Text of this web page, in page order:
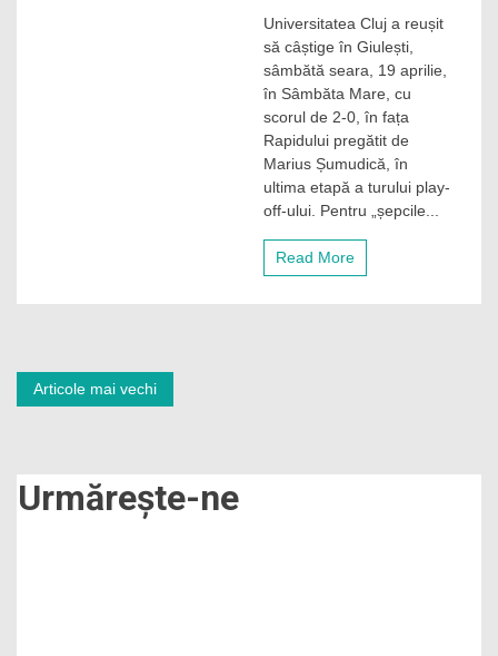
Cluj
a
reintrat
în
pentru
podium
după
victoria
clară
în
Universitatea Cluj a reușit
să câștige în Giulești,
sâmbătă seara, 19 aprilie,
în Sâmbăta Mare, cu
scorul de 2-0, în fața
Rapidului pregătit de
Marius Șumudică, în
ultima etapă a turului play-
off-ului. Pentru „șepcile...
Read More
Navigare
articole
Articole mai vechi
Urmărește-ne